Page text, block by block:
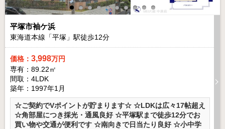
平塚市袖ケ浜
東海道本線「平塚」駅徒歩12分
価格： 3,998万円
専有：89.22㎡
間取：4LDK
築年：1997年1月
☆ご契約でVポイントが貯まります☆ ☆LDKは広々17帖超え
☆角部屋につき採光・通風良好 ☆平塚駅まで徒歩12分でお
買い物や交通が便利です ☆南向きで日当たり良好 ☆小中学